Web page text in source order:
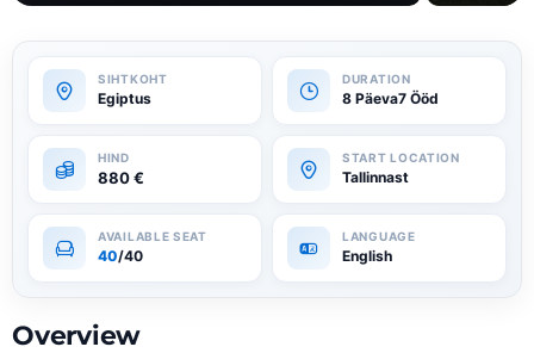
Egiptus 8 Päeva7 Ööd
880€ Tallinnast
40/40 English
Overview